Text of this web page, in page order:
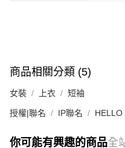
商品相關分類 (5)
女裝 上衣 短袖
授權|聯名 IP聯名 HELLO
你可能有興趣的商品全